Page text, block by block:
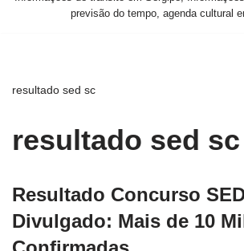
previsão do tempo, agenda cultural
resultado sed sc
resultado sed sc
Resultado Concurso
Divulgado: Mais de 10